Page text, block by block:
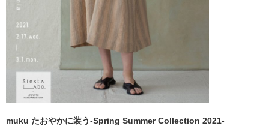
muku たおやかに装う-Spring Summer Collection 2021-